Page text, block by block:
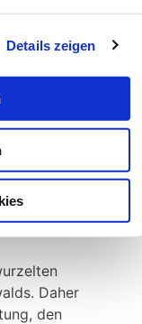
Details zeigen
Daher
den